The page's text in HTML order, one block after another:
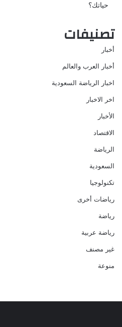
حياتك؟
تصنيفات
أخبار
أخبار العرب والعالم
اخبار الرياضة السعودية
اخر الاخبار
الأخبار
الاقتصاد
الرياضة
السعودية
تكنولوجيا
رياضات أخرى
رياضة
رياضة عربية
غير مصنف
منوعة